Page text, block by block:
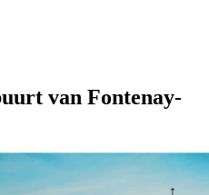
van Fontenay-